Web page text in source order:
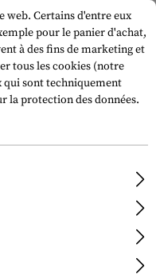
web. Certains d'entre eux
pour le panier d'achat,
à des fins de marketing et
tous les cookies (notre
sont techniquement
la protection des données.